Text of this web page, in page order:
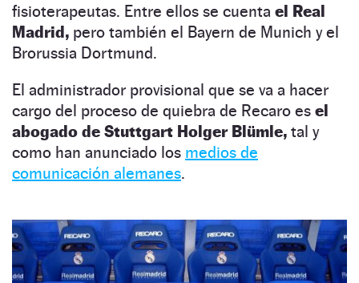
fisioterapeutas. Entre ellos se cuenta el Real
Madrid, pero también el Bayern de Munich y el
Brorussia Dortmund.
El administrador provisional que se va a hacer
cargo del proceso de quiebra de Recaro es el
abogado de Stuttgart Holger Blümle, tal y
como han anunciado los medios de
comunicación alemanes.